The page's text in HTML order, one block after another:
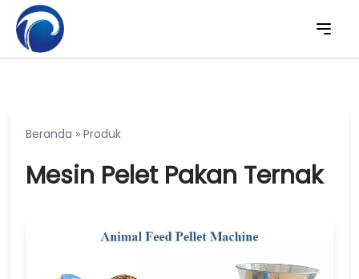
Beranda » Produk
Mesin Pelet Pakan Ternak